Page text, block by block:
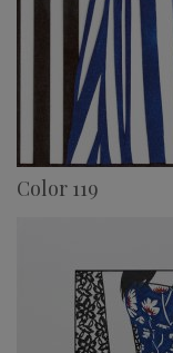
Color 119